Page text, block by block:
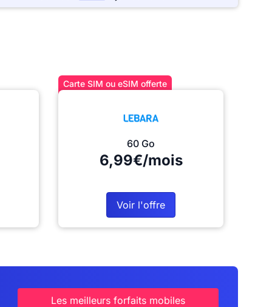
Carte SIM ou eSIM offerte
60 Go
6,99€/mois
Voir l'offre
Les meilleurs forfaits mobiles